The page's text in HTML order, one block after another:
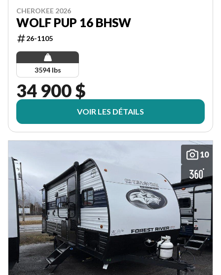
CHEROKEE 2026
WOLF PUP 16 BHSW
26-1105
3594 lbs
34 900 $
VOIR LES DÉTAILS
10